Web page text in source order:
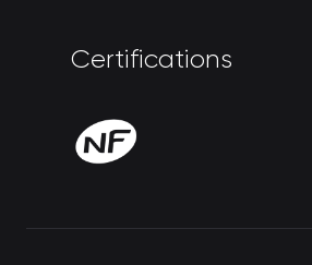
Certifications